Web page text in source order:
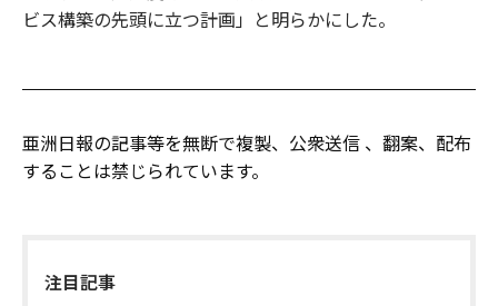
ビス構築の先頭に立つ計画」と明らかにした。
亜洲日報の記事等を無断で複製、公衆送信 、翻案、配布
することは禁じられています。
注目記事